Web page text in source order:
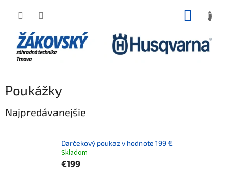
Poukážky
Najpredávanejšie
Darčekový poukaz v hodnote 199 €
Skladom
€199